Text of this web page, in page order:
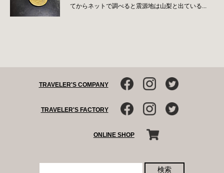
てからネットで調べると震源地は山梨と出ている...
TRAVELER'S COMPANY
TRAVELER'S FACTORY
ONLINE SHOP
検索